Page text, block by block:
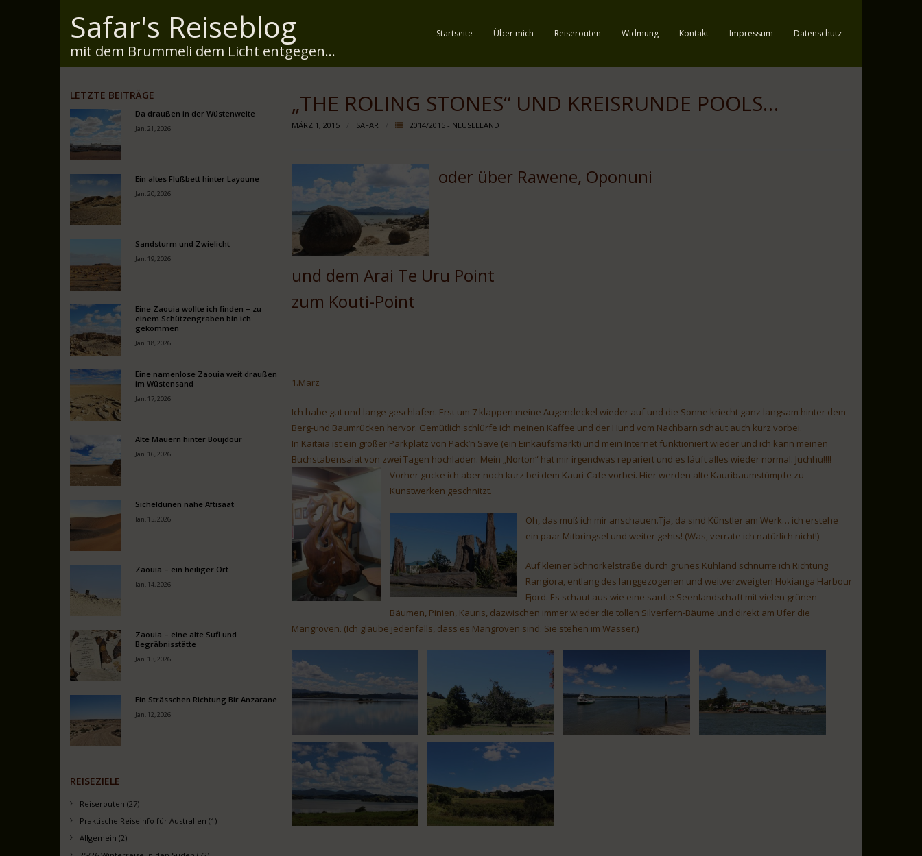
Safar's Reiseblog
mit dem Brummeli dem Licht entgegen...
Startseite Über mich Reiserouten Widmung Kontakt Impressum Datenschutz
„THE ROLING STONES“ UND KREISRUNDE POOLS…
MÄRZ 1, 2015 SAFAR 2014/2015 - NEUSEELAND
oder über Rawene, Oponuni
und dem Arai Te Uru Point
zum Kouti-Point
1.März
Ich habe gut und lange geschlafen. Erst um 7 klappen meine Augendeckel wieder auf und die Sonne kriecht ganz langsam hinter dem
Berg-und Baumrücken hervor. Gemütlich schlürfe ich meinen Kaffee und der Hund vom Nachbarn schaut auch kurz vorbei.
In Kaitaia ist ein großer Parkplatz von Pack’n Save (ein Einkaufsmarkt) und mein Internet funktioniert wieder und ich kann meinen
Buchstabensalat von zwei Tagen hochladen. Mein „Norton“ hat mir irgendwas repariert und es läuft alles wieder normal. Juchhu!!!!
Vorher gucke ich aber noch kurz bei dem Kauri-Cafe vorbei. Hier werden alte Kauribaumstümpfe zu
Kunstwerken geschnitzt.
Oh, das muß ich mir anschauen.Tja, da sind Künstler am Werk… ich erstehe
ein paar Mitbringsel und weiter gehts! (Was, verrate ich natürlich nicht!)
Auf kleiner Schnörkelstraße durch grünes Kuhland schnurre ich Richtung
Rangiora, entlang des langgezogenen und weitverzweigten Hokianga Harbour
Fjord. Es schaut aus wie eine sanfte Seenlandschaft mit vielen grünen
Bäumen, Pinien, Kauris, dazwischen immer wieder die tollen Silverfern-Bäume und direkt am Ufer die
Mangroven. (Ich glaube jedenfalls, dass es Mangroven sind. Sie stehen im Wasser.)
LETZTE BEITRÄGE
Da draußen in der Wüstenweite
Jan. 21, 2026
Ein altes Flußbett hinter Layoune
Jan. 20, 2026
Sandsturm und Zwielicht
Jan. 19, 2026
Eine Zaouia wollte ich finden – zu
einem Schützengraben bin ich
gekommen
Jan. 18, 2026
Eine namenlose Zaouia weit draußen
im Wüstensand
Jan. 17, 2026
Alte Mauern hinter Boujdour
Jan. 16, 2026
Sicheldünen nahe Aftisaat
Jan. 15, 2026
Zaouia – ein heiliger Ort
Jan. 14, 2026
Zaouia – eine alte Sufi und
Begräbnisstätte
Jan. 13, 2026
Ein Strässchen Richtung Bir Anzarane
Jan. 12, 2026
REISEZIELE
Reiserouten (27)
Praktische Reiseinfo für Australien (1)
Allgemein (2)